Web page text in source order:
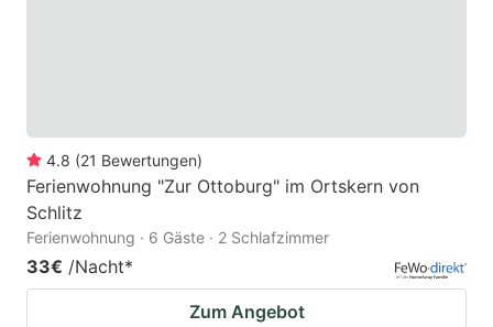
4.8 (21 Bewertungen)
Ferienwohnung "Zur Ottoburg" im Ortskern von
Schlitz
Ferienwohnung · 6 Gäste · 2 Schlafzimmer
33€ /Nacht*
Zum Angebot